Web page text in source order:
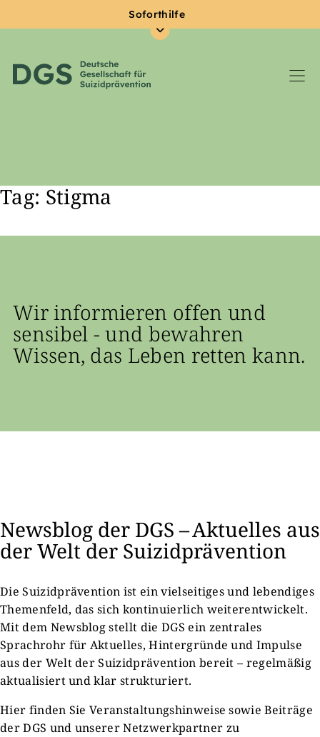
Zum Hauptinhalt springen
Soforthilfe
Tag: Stigma
Wir informieren offen und
sensibel - und bewahren
Wissen, das Leben retten kann.
Newsblog der DGS – Aktuelles aus
der Welt der Suizidprävention
Die Suizidprävention ist ein vielseitiges und lebendiges
Themenfeld, das sich kontinuierlich weiterentwickelt.
Mit dem Newsblog stellt die DGS ein zentrales
Sprachrohr für Aktuelles, Hintergründe und Impulse
aus der Welt der Suizidprävention bereit – regelmäßig
aktualisiert und klar strukturiert.
Hier finden Sie Veranstaltungshinweise sowie Beiträge
der DGS und unserer Netzwerkpartner zu